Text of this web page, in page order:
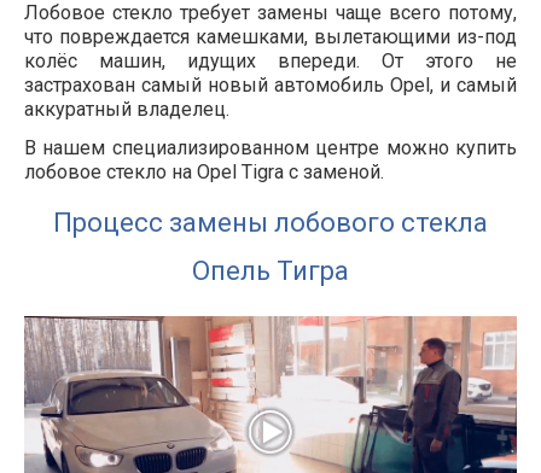
Лобовое стекло требует замены чаще всего потому,
что повреждается камешками, вылетающими из-под
колёс машин, идущих впереди. От этого не
застрахован самый новый автомобиль Opel, и самый
аккуратный владелец.
В нашем специализированном центре можно купить
лобовое стекло на Opel Tigra с заменой.
Процесс замены лобового стекла
Опель Тигра